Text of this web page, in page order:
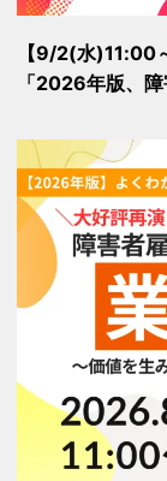
【9/2(水)11:00
「2026年版、